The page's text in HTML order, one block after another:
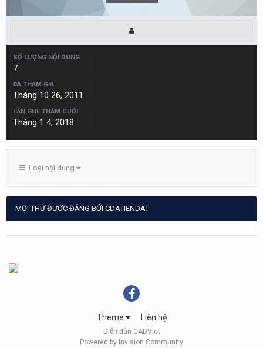
SỐ LƯỢNG NỘI DUNG
7
ĐÃ THAM GIA
Tháng 10 26, 2011
LẦN GHÉ THĂM CUỐI
Tháng 1 4, 2018
Loại nội dung
MỌI THỨ ĐƯỢC ĐĂNG BỞI CDATIENDAT
Theme Liên hệ
Diễn đàn CADViet
Powered by Invision Community